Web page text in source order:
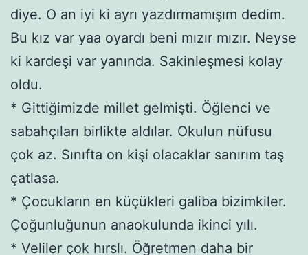
diye. O an iyi ki ayrı yazdırmamışım dedim.
Bu kız var yaa oyardı beni mızır mızır. Neyse
ki kardeşi var yanında. Sakinleşmesi kolay
oldu.
* Gittiğimizde millet gelmişti. Öğlenci ve
sabahçıları birlikte aldılar. Okulun nüfusu
çok az. Sınıfta on kişi olacaklar sanırım taş
çatlasa.
* Çocukların en küçükleri galiba bizimkiler.
Çoğunluğunun anaokulunda ikinci yılı.
* Veliler çok hırslı. Öğretmen daha bir